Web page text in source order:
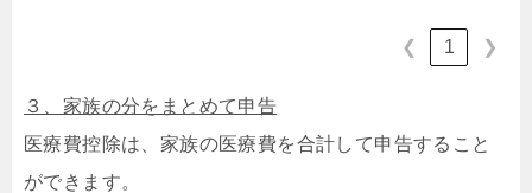
❮ 1 ❯
３、家族の分をまとめて申告
医療費控除は、家族の医療費を合計して申告すること
ができます。